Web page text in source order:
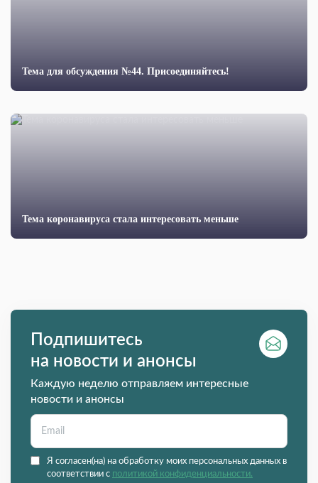
Тема для обсуждения №44. Присоединяйтесь!
Тема коронавируса стала интересовать меньше
Подпишитесь
на новости и анонсы
Каждую неделю отправляем интересные
новости и анонсы
Я согласен(на) на обработку моих персональных данных в
соответствии с политикой конфиденциальности.